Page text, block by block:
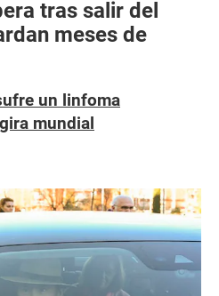
tras salir del
meses de
un linfoma
mundial